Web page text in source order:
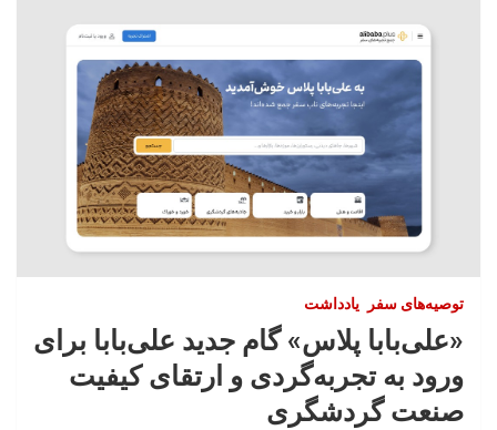
توصیه‌های سفر یادداشت
«علی‌بابا پلاس» گام جدید علی‌بابا برای
ورود به تجربه‌گردی و ارتقای کیفیت
صنعت گردشگری